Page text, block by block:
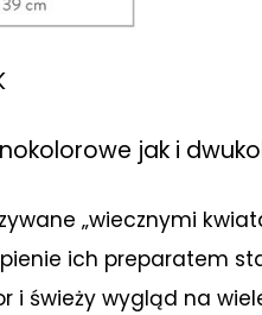
jak i
„wiecznymi
ich preparatem
i świeży wygląd na